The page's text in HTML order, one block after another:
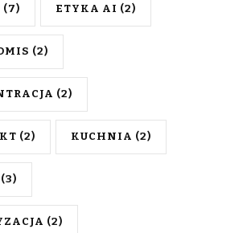
(7) ETYKA AI (2)
(2)
(2)
(2) KUCHNIA (2)
(3)
(2)